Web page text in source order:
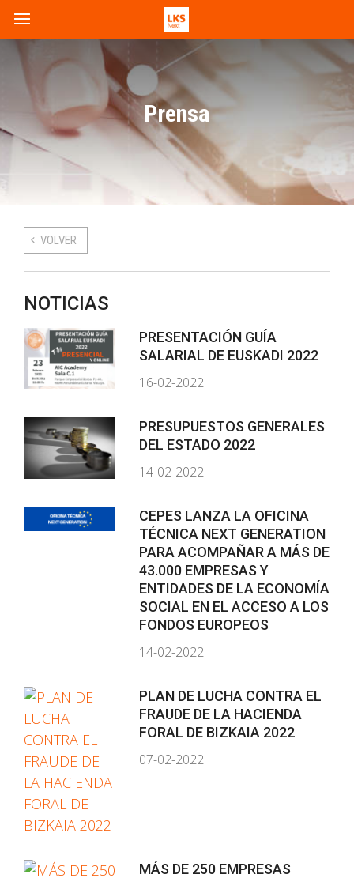
Prensa
VOLVER
NOTICIAS
PRESENTACIÓN GUÍA
SALARIAL DE EUSKADI 2022
16-02-2022
PRESUPUESTOS GENERALES
DEL ESTADO 2022
14-02-2022
CEPES LANZA LA OFICINA
TÉCNICA NEXT GENERATION
PARA ACOMPAÑAR A MÁS DE
43.000 EMPRESAS Y
ENTIDADES DE LA ECONOMÍA
SOCIAL EN EL ACCESO A LOS
FONDOS EUROPEOS
14-02-2022
PLAN DE LUCHA CONTRA EL
FRAUDE DE LA HACIENDA
FORAL DE BIZKAIA 2022
07-02-2022
MÁS DE 250 EMPRESAS